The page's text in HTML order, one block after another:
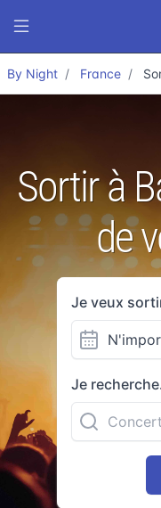
By Night France
Sortir à
de
Je veux
Je